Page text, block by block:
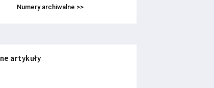
Numery archiwalne >>
artykuły